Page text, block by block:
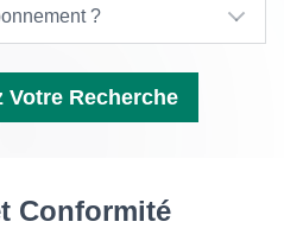
?
Votre Recherche
Conformité